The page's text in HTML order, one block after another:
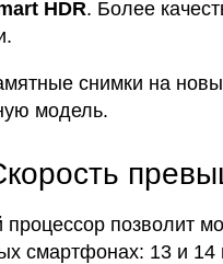
HDR. Более
снимки на
модель.
позволит
смартфонах: 13 и